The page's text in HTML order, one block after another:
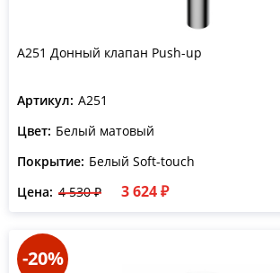
A251 Донный клапан Push-up
Артикул: A251
Цвет: Белый матовый
Покрытие: Белый Soft-touch
Цена: 4 530 ₽ 3 624 ₽
-20%